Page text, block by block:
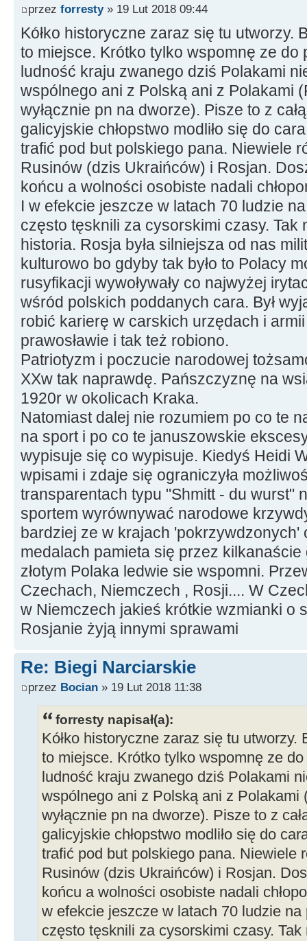
przez forresty» 19 Lut 2018 09:44
Kółko historyczne zaraz się tu utworzy.
to miejsce. Krótko tylko wspomnę ze do
ludność kraju zwanego dziś Polakami
wspólnego ani z Polską ani z Polakami
wyłącznie pn na dworze). Pisze to z
galicyjskie chłopstwo modliło się do
trafić pod but polskiego pana. Niewiele
Rusinów (dzis Ukraińców) i Rosjan.
końcu a wolności osobiste nadali
I w efekcie jeszcze w latach 70 ludzie
często tęsknili za cysorskimi czasy. Tak
historia. Rosja była silniejsza od nas
kulturowo bo gdyby tak było to Polacy
rusyfikacji wywoływały co najwyżej
wśród polskich poddanych cara. Był
robić karierę w carskich urzędach i
prawosławie i tak też robiono.
Patriotyzm i poczucie narodowej
XXw tak naprawdę. Pańszczyznę na
1920r w okolicach Kraka.
Natomiast dalej nie rozumiem po co te
na sport i po co te januszowskie
wypisuje się co wypisuje. Kiedyś Heidi
wpisami i zdaje się ograniczyła
transparentach typu "Shmitt - du wurst"
sportem wyrównywać narodowe
bardziej ze w krajach
medalach pamieta się przez
złotym Polaka ledwie sie wspomni.
Czechach, Niemczech , Rosji.... W
w Niemczech jakieś krótkie wzmianki o
Rosjanie żyją innymi sprawami
Re: Biegi Narciarskie
przez Bocian » 19 Lut 2018 11:38
forresty napisał(a):
Kółko historyczne zaraz się tu utworzy.
to miejsce. Krótko tylko wspomnę ze
ludność kraju zwanego dziś Polakami
wspólnego ani z Polską ani z Polakami
wyłącznie pn na dworze). Pisze to z
galicyjskie chłopstwo modliło się do
trafić pod but polskiego pana. Niewiele
Rusinów (dzis Ukraińców) i Rosjan.
końcu a wolności osobiste nadali
w efekcie jeszcze w latach 70 ludzie
często tęsknili za cysorskimi czasy.